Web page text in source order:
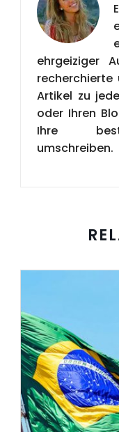
ehrgeiziger
Artikel zu
oder Ihren
Ihre
umschreiben.